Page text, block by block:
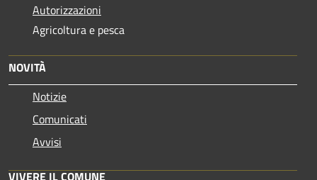
Autorizzazioni
Agricoltura e pesca
NOVITÀ
Notizie
Comunicati
Avvisi
VIVERE IL COMUNE